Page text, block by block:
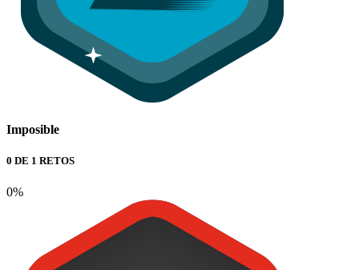
Imposible
0 DE 1 RETOS
0%